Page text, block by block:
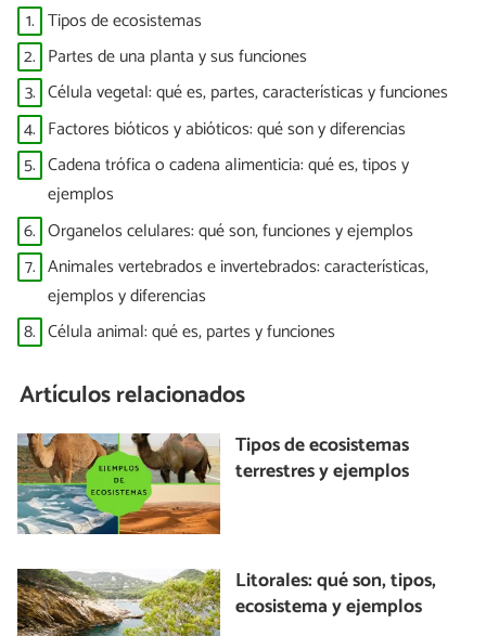
1. Tipos de ecosistemas
2. Partes de una planta y sus funciones
3. Célula vegetal: qué es, partes, características y funciones
4. Factores bióticos y abióticos: qué son y diferencias
5. Cadena trófica o cadena alimenticia: qué es, tipos y
ejemplos
6. Organelos celulares: qué son, funciones y ejemplos
7. Animales vertebrados e invertebrados: características,
ejemplos y diferencias
8. Célula animal: qué es, partes y funciones
Artículos relacionados
Tipos de ecosistemas
terrestres y ejemplos
Litorales: qué son, tipos,
ecosistema y ejemplos